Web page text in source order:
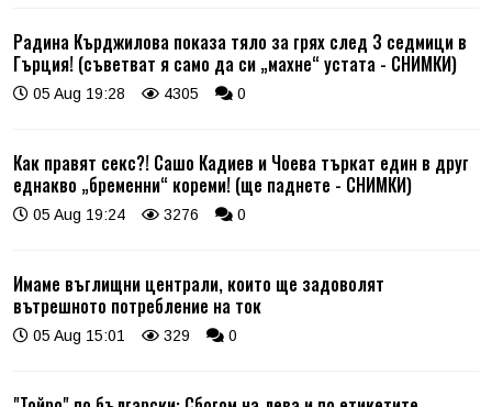
Радина Кърджилова показа тяло за грях след 3 седмици в
Гърция! (съветват я само да си „махне“ устата - СНИМКИ)
05 Aug 19:28 4305 0
Как правят секс?! Сашо Кадиев и Чоева търкат един в друг
еднакво „бременни“ кореми! (ще паднете - СНИМКИ)
05 Aug 19:24 3276 0
Имаме въглищни централи, които ще задоволят
вътрешното потребление на ток
05 Aug 15:01 329 0